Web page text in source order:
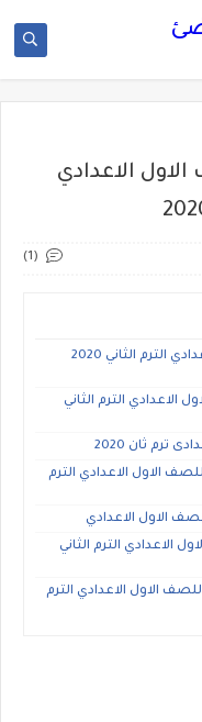
الاعدادي
(1)
كتاب اللغه الانجليزيه للصف الاول الاعدادي الترم الثاني 2020
الاعدادي الترم الثاني
ترم ثان 2020
الاول الاعدادي الترم
الاول الاعدادي
الاعدادي الترم الثاني
الاول الاعدادي الترم